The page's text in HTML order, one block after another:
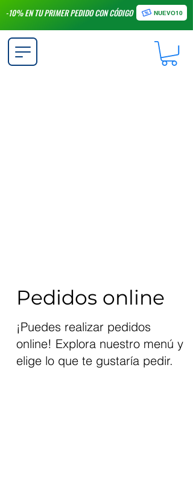
-10% EN TU PRIMER PEDIDO CON CÓDIGO NUEVO10
Pedidos online
¡Puedes realizar pedidos
online! Explora nuestro menú y
elige lo que te gustaría pedir.